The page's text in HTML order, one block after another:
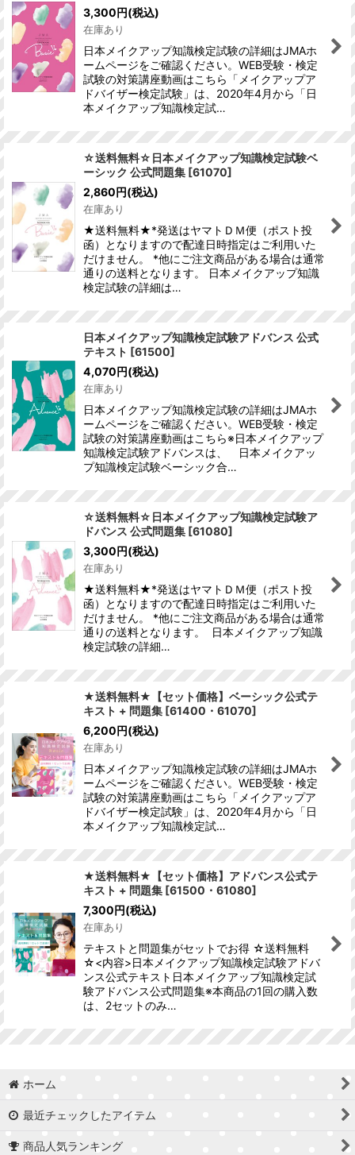
3,300円(税込)
在庫あり
日本メイクアップ知識検定試験の詳細はJMAホ
ームページをご確認ください。WEB受験・検定
試験の対策講座動画はこちら「メイクアップア
ドバイザー検定試験」は、2020年4月から「日
本メイクアップ知識検定試…
☆送料無料☆日本メイクアップ知識検定試験ベ
ーシック 公式問題集 [61070]
2,860円(税込)
在庫あり
★送料無料★*発送はヤマトＤＭ便（ポスト投
函）となりますので配達日時指定はご利用いた
だけません。 *他にご注文商品がある場合は通常
通りの送料となります。 日本メイクアップ知識
検定試験の詳細は…
日本メイクアップ知識検定試験アドバンス 公式
テキスト [61500]
4,070円(税込)
在庫あり
日本メイクアップ知識検定試験の詳細はJMAホ
ームページをご確認ください。WEB受験・検定
試験の対策講座動画はこちら※日本メイクアップ
知識検定試験アドバンスは、 日本メイクアッ
プ知識検定試験ベーシック合…
☆送料無料☆日本メイクアップ知識検定試験ア
ドバンス 公式問題集 [61080]
3,300円(税込)
在庫あり
★送料無料★*発送はヤマトＤＭ便（ポスト投
函）となりますので配達日時指定はご利用いた
だけません。 *他にご注文商品がある場合は通常
通りの送料となります。 日本メイクアップ知識
検定試験の詳細…
★送料無料★【セット価格】ベーシック公式テ
キスト + 問題集 [61400・61070]
6,200円(税込)
在庫あり
日本メイクアップ知識検定試験の詳細はJMAホ
ームページをご確認ください。WEB受験・検定
試験の対策講座動画はこちら「メイクアップア
ドバイザー検定試験」は、2020年4月から「日
本メイクアップ知識検定試…
★送料無料★【セット価格】アドバンス公式テ
キスト + 問題集 [61500・61080]
7,300円(税込)
在庫あり
テキストと問題集がセットでお得 ☆送料無料
☆<内容>日本メイクアップ知識検定試験アドバ
ンス公式テキスト日本メイクアップ知識検定試
験アドバンス公式問題集※本商品の1回の購入数
は、2セットのみ…
ホーム
最近チェックしたアイテム
商品人気ランキング